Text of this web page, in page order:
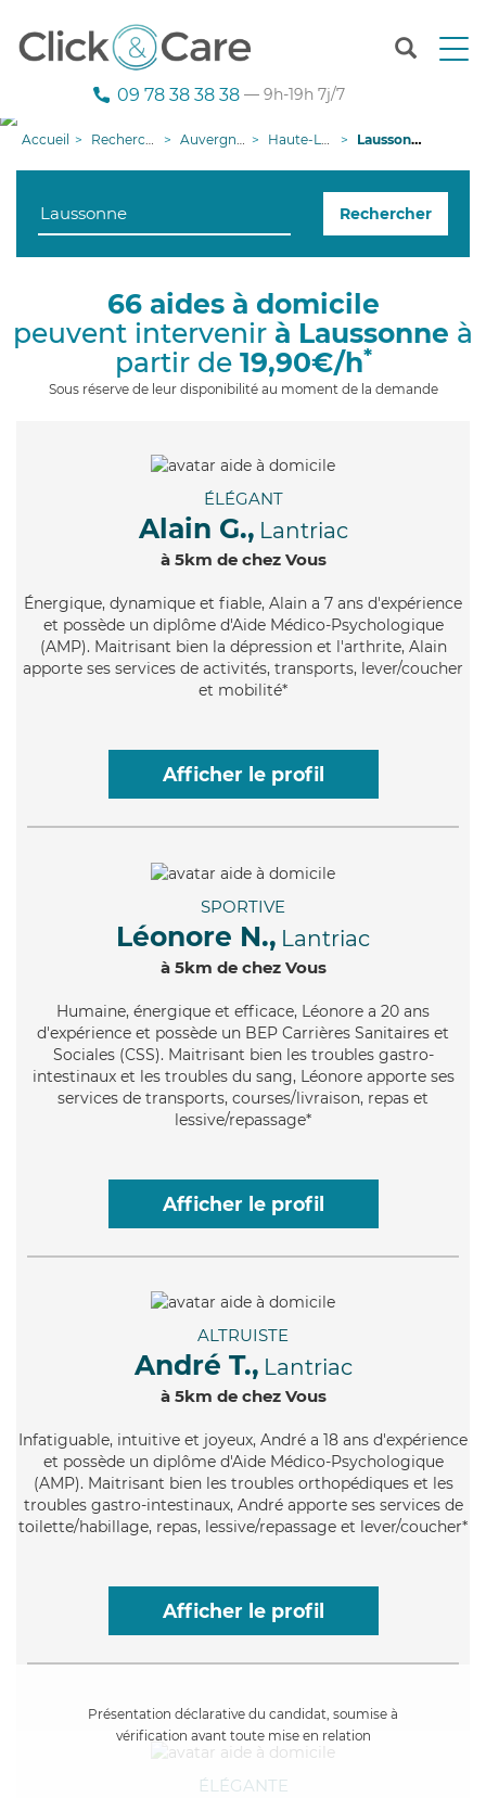
T
n
g
09 78 38 38 38 — 9h-19h 7j/7
Accueil Recherche aide à domicile Auvergne-Rhône-Alpes Haute-Loire Laussonne
Rechercher
66 aides à domicile
peuvent intervenir à Laussonne à
partir de 19,90€/h*
Sous réserve de leur disponibilité au moment de la demande
ÉLÉGANT
Alain G., Lantriac
à 5km de chez Vous
Énergique, dynamique et fiable, Alain a 7 ans d'expérience
et possède un diplôme d'Aide Médico-Psychologique
(AMP). Maitrisant bien la dépression et l'arthrite, Alain
apporte ses services de activités, transports, lever/coucher
et mobilité*
Afficher le profil
SPORTIVE
Léonore N., Lantriac
à 5km de chez Vous
Humaine, énergique et efficace, Léonore a 20 ans
d'expérience et possède un BEP Carrières Sanitaires et
Sociales (CSS). Maitrisant bien les troubles gastro-
intestinaux et les troubles du sang, Léonore apporte ses
services de transports, courses/livraison, repas et
lessive/repassage*
Afficher le profil
ALTRUISTE
André T., Lantriac
à 5km de chez Vous
Infatiguable, intuitive et joyeux, André a 18 ans d'expérience
et possède un diplôme d'Aide Médico-Psychologique
(AMP). Maitrisant bien les troubles orthopédiques et les
troubles gastro-intestinaux, André apporte ses services de
toilette/habillage, repas, lessive/repassage et lever/coucher*
Afficher le profil
Présentation déclarative du candidat, soumise à
vérification avant toute mise en relation
ÉLÉGANTE